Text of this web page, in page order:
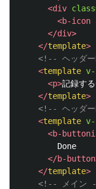
<div
<b-icon
</div>
</template>
<!-- ヘッダ
<template
<p>記録する
</template>
<!-- ヘッダ
<template
<b-
        Done
</b-
</template>
<!-- メイン